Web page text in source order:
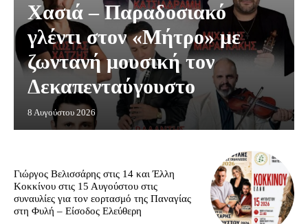
Χασιά – Παραδοσιακό
γλέντι στον «Μήτρο» με
ζωντανή μουσική τον
Δεκαπενταύγουστο
8 Αυγούστου 2026
Γιώργος Βελισσάρης στις 14 και Έλλη
Κοκκίνου στις 15 Αυγούστου στις
συναυλίες για τον εορτασμό της Παναγίας
στη Φυλή – Είσοδος Ελεύθερη